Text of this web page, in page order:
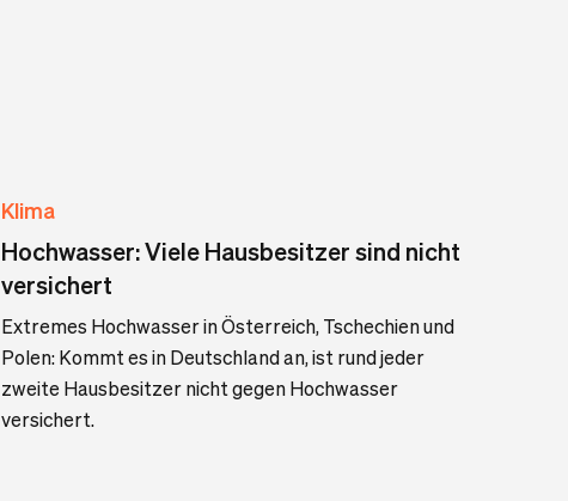
Klima
Hochwasser: Viele Hausbesitzer sind nicht
versichert
Extremes Hochwasser in Österreich, Tschechien und
Polen: Kommt es in Deutschland an, ist rund jeder
zweite Hausbesitzer nicht gegen Hochwasser
versichert.